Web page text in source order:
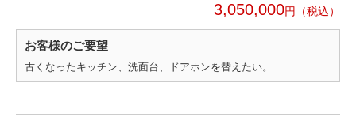
3,050,000円
お客様のご要望
古くなったキッチン、洗面台、ドアホンを替えたい。